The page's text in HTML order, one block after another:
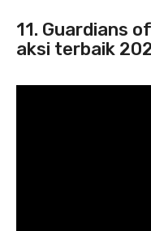
11. Guardians
aksi terbaik